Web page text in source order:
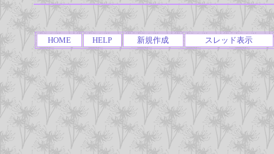
HOME HELP 新規作成 スレッド表示